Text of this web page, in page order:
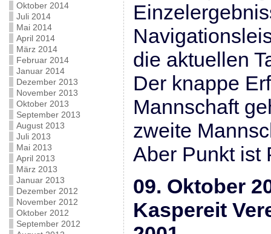
Oktober 2014
Juli 2014
Mai 2014
April 2014
März 2014
Februar 2014
Januar 2014
Dezember 2013
November 2013
Oktober 2013
September 2013
August 2013
Juli 2013
Mai 2013
April 2013
März 2013
Januar 2013
Dezember 2012
November 2012
Oktober 2012
September 2012
die aktuellen
Der knappe
Mannschaft
zweite
Aber Punkt ist
09. Oktober
Kaspereit